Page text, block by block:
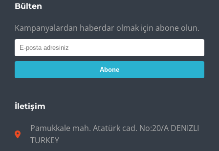
Bülten
Kampanyalardan haberdar olmak için abone olun.
Abone
İletişim
Pamukkale mah. Atatürk cad. No:20/A DENIZLI
TURKEY